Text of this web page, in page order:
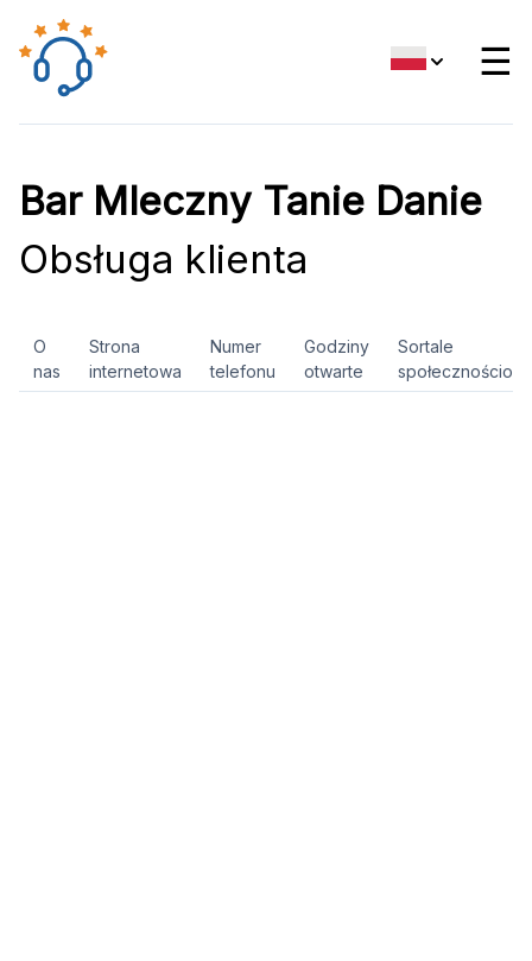
☰
Bar Mleczny Tanie Danie
Obsługa klienta
O
nas
Strona
internetowa
Numer
telefonu
Godziny
otwarte
Sortale